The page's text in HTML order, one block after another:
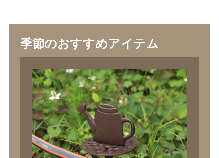
季節のおすすめアイテム